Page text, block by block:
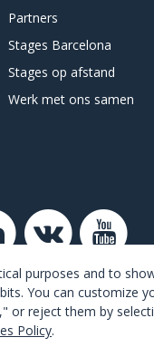
Partners
Stages Barcelona
Stages op afstand
Werk met ons samen
purposes and to
You can customize
or reject them by
Policy.
Legal Notice